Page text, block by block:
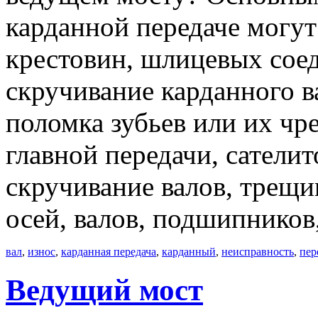
карданной передаче
крестовин, шлицевых
скручивание карданного
поломка зубьев или их
главной передачи,
скручивание валов,
осей, валов,
вал, износ, карданная передача, карданный, неисправность,
Ведущий мост